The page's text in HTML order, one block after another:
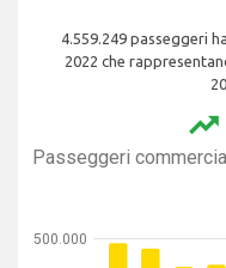
4.559.249 passeggeri
2022 che
trending_up
Passeggeri
500.000